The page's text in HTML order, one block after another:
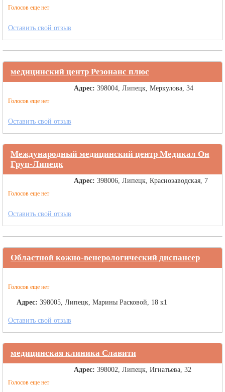
Голосов еще нет
Оставить свой отзыв
медицинский центр Резонанс плюс
Голосов еще нет
Адрес: 398004, Липецк, Меркулова, 34
Оставить свой отзыв
Международный медицинский центр Медикал Он
Груп-Липецк
Голосов еще нет
Адрес: 398006, Липецк, Краснозаводская, 7
Оставить свой отзыв
Областной кожно-венерологический диспансер
Голосов еще нет
Адрес: 398005, Липецк, Марины Расковой, 18 к1
Оставить свой отзыв
медицинская клиника Славити
Голосов еще нет
Адрес: 398002, Липецк, Игнатьева, 32